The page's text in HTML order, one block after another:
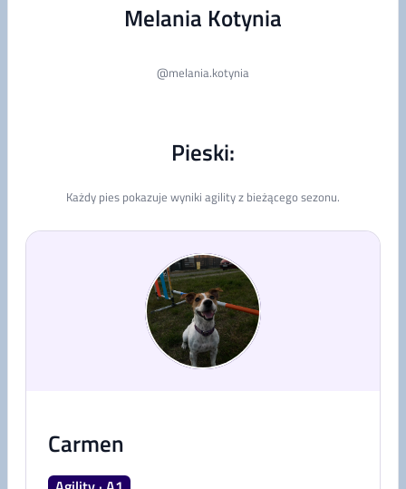
Melania Kotynia
@melania.kotynia
Pieski:
Każdy pies pokazuje wyniki agility z bieżącego sezonu.
Carmen